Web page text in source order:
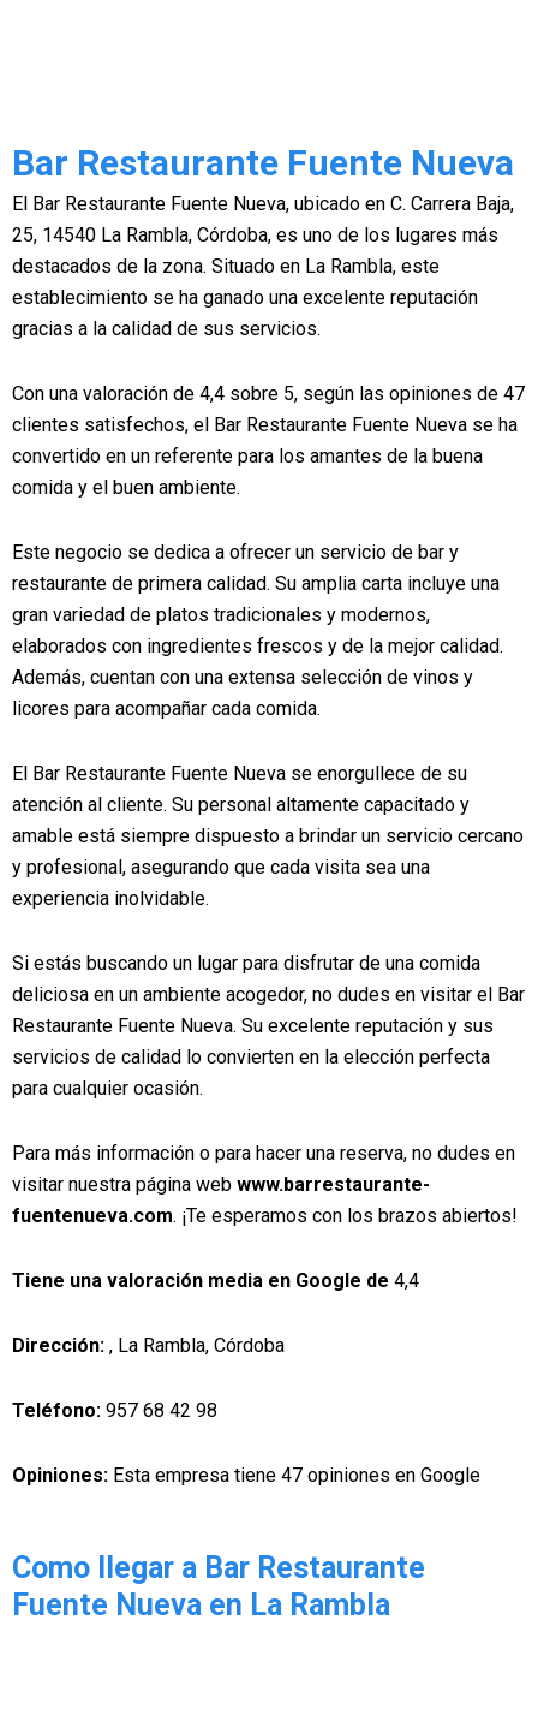
Bar Restaurante Fuente Nueva
El Bar Restaurante Fuente Nueva, ubicado en C. Carrera Baja,
25, 14540 La Rambla, Córdoba, es uno de los lugares más
destacados de la zona. Situado en La Rambla, este
establecimiento se ha ganado una excelente reputación
gracias a la calidad de sus servicios.
Con una valoración de 4,4 sobre 5, según las opiniones de 47
clientes satisfechos, el Bar Restaurante Fuente Nueva se ha
convertido en un referente para los amantes de la buena
comida y el buen ambiente.
Este negocio se dedica a ofrecer un servicio de bar y
restaurante de primera calidad. Su amplia carta incluye una
gran variedad de platos tradicionales y modernos,
elaborados con ingredientes frescos y de la mejor calidad.
Además, cuentan con una extensa selección de vinos y
licores para acompañar cada comida.
El Bar Restaurante Fuente Nueva se enorgullece de su
atención al cliente. Su personal altamente capacitado y
amable está siempre dispuesto a brindar un servicio cercano
y profesional, asegurando que cada visita sea una
experiencia inolvidable.
Si estás buscando un lugar para disfrutar de una comida
deliciosa en un ambiente acogedor, no dudes en visitar el Bar
Restaurante Fuente Nueva. Su excelente reputación y sus
servicios de calidad lo convierten en la elección perfecta
para cualquier ocasión.
Para más información o para hacer una reserva, no dudes en
visitar nuestra página web www.barrestaurante-
fuentenueva.com. ¡Te esperamos con los brazos abiertos!
Tiene una valoración media en Google de 4,4
Dirección: , La Rambla, Córdoba
Teléfono: 957 68 42 98
Opiniones: Esta empresa tiene 47 opiniones en Google
Como llegar a Bar Restaurante
Fuente Nueva en La Rambla